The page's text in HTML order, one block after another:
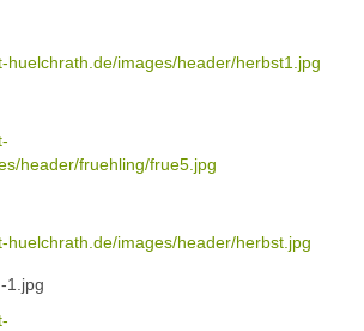
huelchrath.de/images/header/herbst1.jpg
header/fruehling/frue5.jpg
huelchrath.de/images/header/herbst.jpg
1.jpg